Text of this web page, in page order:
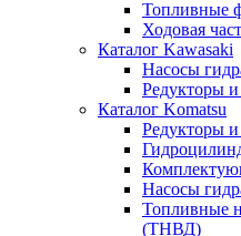
Топливные
Ходовая
Каталог Kawasaki
Насосы
Редукторы
Каталог Komatsu
Редукторы
Насосы
Топливные
(ТНВД)